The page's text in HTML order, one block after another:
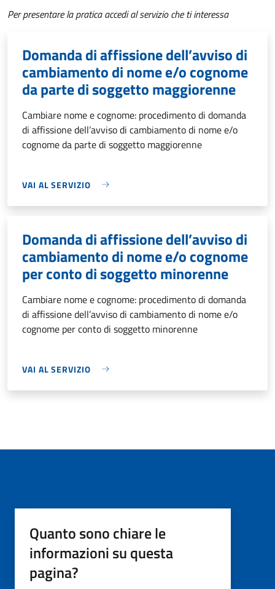
Per presentare la pratica accedi al servizio che ti interessa
Domanda di affissione dell’avviso di
cambiamento di nome e/o cognome
da parte di soggetto maggiorenne
Cambiare nome e cognome: procedimento di domanda
di affissione dell’avviso di cambiamento di nome e/o
cognome da parte di soggetto maggiorenne
VAI AL SERVIZIO
Domanda di affissione dell’avviso di
cambiamento di nome e/o cognome
per conto di soggetto minorenne
Cambiare nome e cognome: procedimento di domanda
di affissione dell’avviso di cambiamento di nome e/o
cognome per conto di soggetto minorenne
VAI AL SERVIZIO
Quanto sono chiare le
informazioni su questa
pagina?